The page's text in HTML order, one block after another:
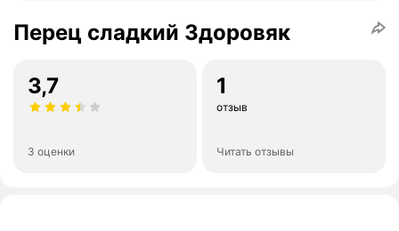
Перец сладкий Здоровяк
3,7
3 оценки
1
отзыв
Читать отзывы